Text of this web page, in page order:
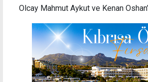
Olcay Mahmut Aykut ve Kenan